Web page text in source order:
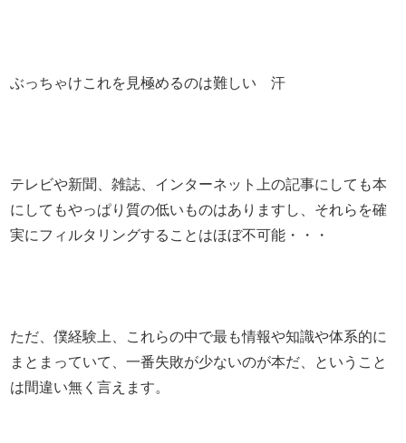
ぶっちゃけこれを見極めるのは難しい 汗
テレビや新聞、雑誌、インターネット上の記事にしても本
にしてもやっぱり質の低いものはありますし、それらを確
実にフィルタリングすることはほぼ不可能・・・
ただ、僕経験上、これらの中で最も情報や知識や体系的に
まとまっていて、一番失敗が少ないのが本だ、ということ
は間違い無く言えます。